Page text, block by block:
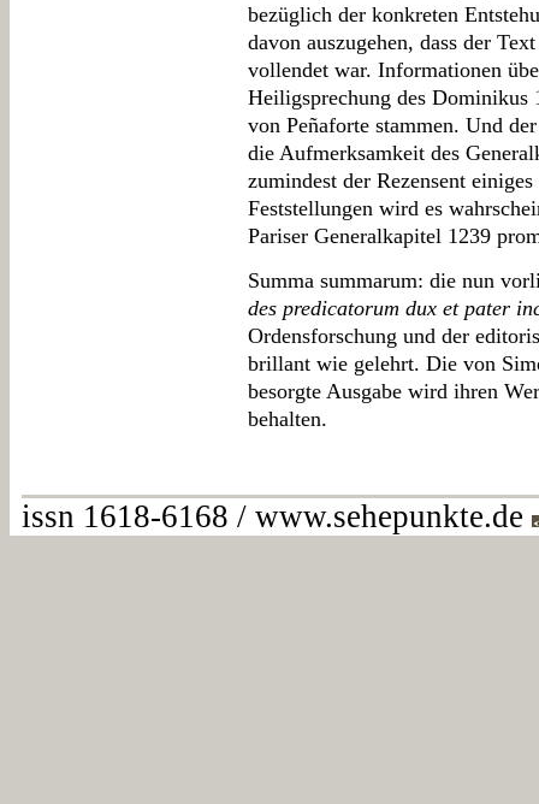
bezüglich der konkreten
davon auszugehen, dass der
vollendet war. Informationen
Heiligsprechung des Dominikus
von Peñaforte stammen. Und
die Aufmerksamkeit des
zumindest der Rezensent
Feststellungen wird es
Pariser Generalkapitel 1239
Summa summarum: die nun
des predicatorum dux et pater
Ordensforschung und der
brillant wie gelehrt. Die von
besorgte Ausgabe wird ihren
behalten.
issn 1618-6168 / www.sehepunkte.de